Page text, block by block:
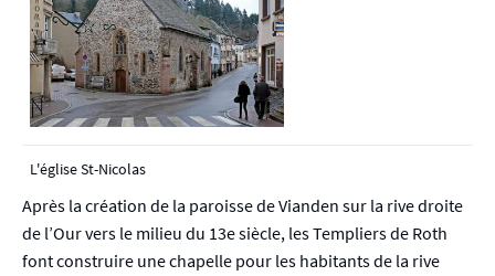
L'église St-Nicolas
Après la création de la paroisse de Vianden sur la rive droite
de l’Our vers le milieu du 13e siècle, les Templiers de Roth
font construire une chapelle pour les habitants de la rive